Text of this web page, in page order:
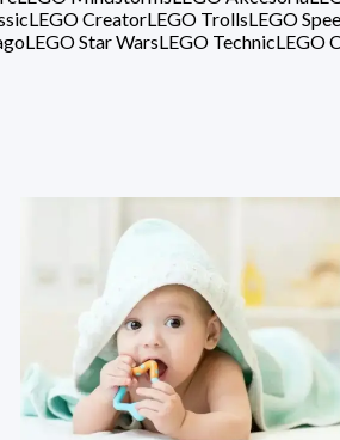
LEGO CreatorLEGO TrollsLEGO
LEGO Star WarsLEGO TechnicLEGO